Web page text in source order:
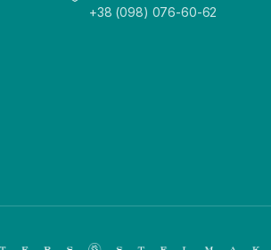
+38 (098) 076-60-62